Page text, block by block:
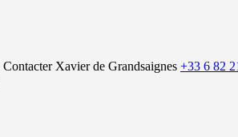
Contacter Xavier de Grandsaignes +33 6 82